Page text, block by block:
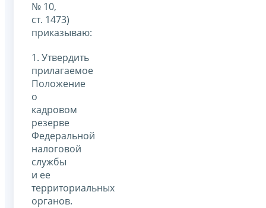
№ 10,
ст. 1473)
приказываю:
1. Утвердить
прилагаемое
Положение
о
кадровом
резерве
Федеральной
налоговой
службы
и ее
территориальных
органов.